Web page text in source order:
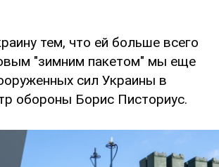
тем, что ей больше всего
"зимним пакетом" мы еще
сил Украины в
обороны Борис Писториус.